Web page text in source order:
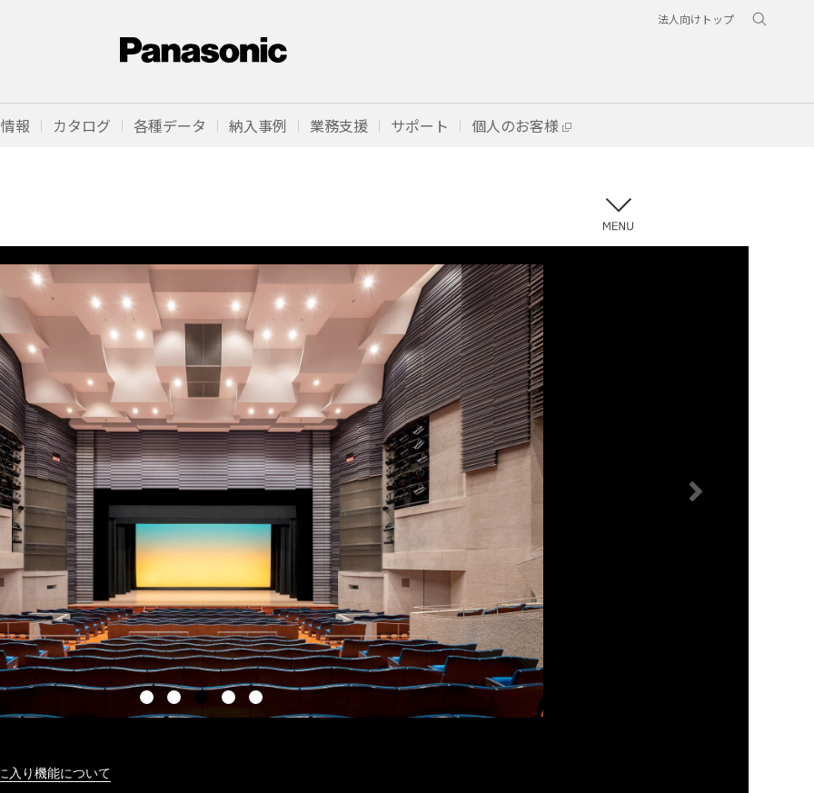
法人向けトップ
報 カタログ 各種データ 納入事例 業務支援 サポート 個人のお客様
入り機能について